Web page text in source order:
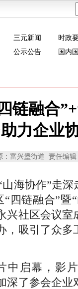
三元新闻
时政
公示公告
国内
链融合
力企业
：富兴堡街道 责任编
海协作”走
四链融合”暨
兴社区会议室
，吸引了众多
中启幕，影
深了参会企业